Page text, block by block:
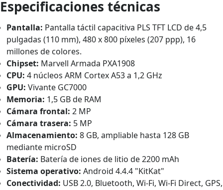
Especificaciones técnicas
Pantalla: Pantalla táctil capacitiva PLS TFT LCD de 4,5
pulgadas (110 mm), 480 x 800 píxeles (207 ppp), 16
millones de colores.
Chipset: Marvell Armada PXA1908
CPU: 4 núcleos ARM Cortex A53 a 1,2 GHz
GPU: Vivante GC7000
Memoria: 1,5 GB de RAM
Cámara frontal: 2 MP
Cámara trasera: 5 MP
Almacenamiento: 8 GB, ampliable hasta 128 GB
mediante microSD
Batería: Batería de iones de litio de 2200 mAh
Sistema operativo: Android 4.4.4 "KitKat"
Conectividad: USB 2.0, Bluetooth, Wi-Fi, Wi-Fi Direct, GPS,